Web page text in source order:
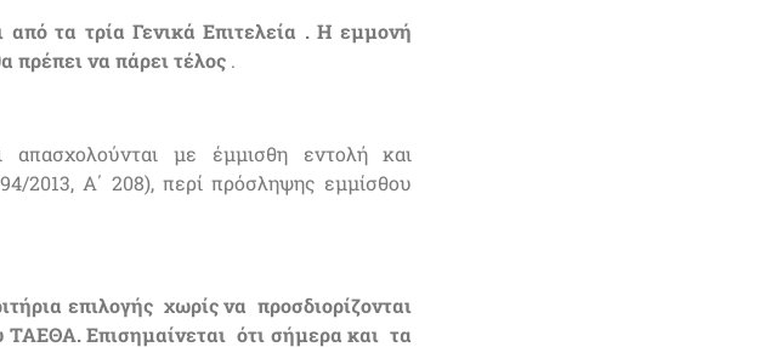
τα τρία Γενικά Επιτελεία . Η εμμονή
πρέπει να πάρει τέλος .
με έμμισθη εντολή και
2013, Α΄ 208), περί πρόσληψης εμμίσθου
επιλογής χωρίς να προσδιορίζονται
ΤΑΕΘΑ. Επισημαίνεται ότι σήμερα και τα